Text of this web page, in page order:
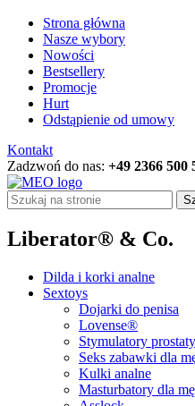
Strona główna
Nasze wybory
Nowości
Bestsellery
Promocje
Hurt
Odstąpienie od umowy
Kontakt
Zadzwoń do nas: +49 2366 500
Liberator® & Co.
Dilda i korki analne
Sextoys
Dojarki do penisa
Lovense®
Stymulatory prostaty
Seks zabawki dla
Kulki analne
Masturbatory dla